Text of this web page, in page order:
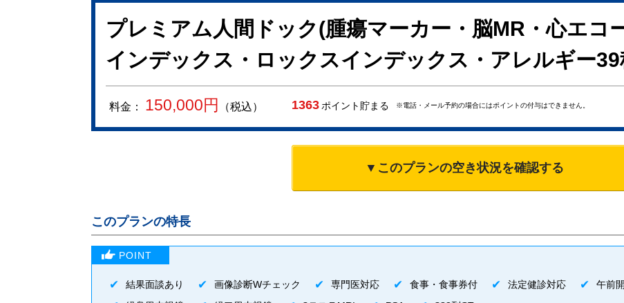
プレミアム人間ドック(腫瘍マーカー・脳MR・心エコ
インデックス・ロックスインデックス・アレルギー39
料金： 150,000円 （税込） 1363 ポイント貯まる ※電話・メール予約の場合にはポイントの付与はできません。
▼このプランの空き状況を確認する
このプランの特長
結果面談あり 画像診断Wチェック 専門医対応 食事・食事券付 法定健診対応 午前